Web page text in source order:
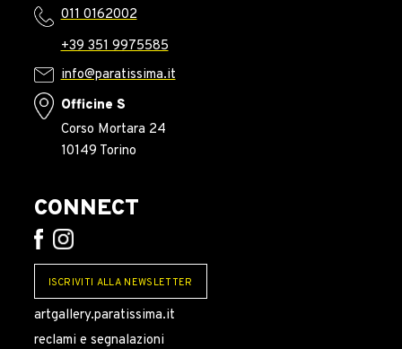
011 0162002
+39 351 9975585
info@paratissima.it
Officine S
Corso Mortara 24
10149 Torino
CONNECT
ISCRIVITI ALLA NEWSLETTER
artgallery.paratissima.it
reclami e segnalazioni